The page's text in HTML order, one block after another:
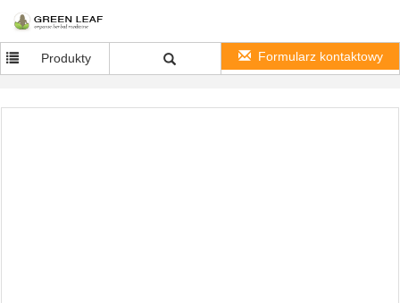
Produkty Formularz kontaktowy